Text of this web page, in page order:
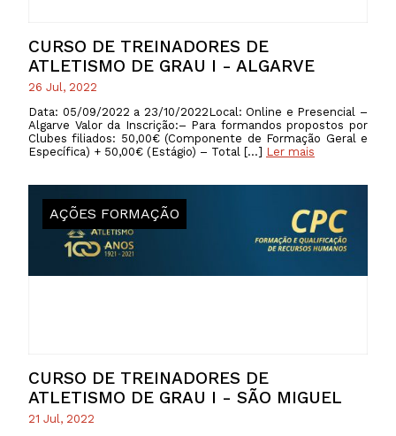
CURSO DE TREINADORES DE
ATLETISMO DE GRAU I - ALGARVE
26 Jul, 2022
Data: 05/09/2022 a 23/10/2022Local: Online e Presencial –
Algarve Valor da Inscrição:– Para formandos propostos por
Clubes filiados: 50,00€ (Componente de Formação Geral e
Específica) + 50,00€ (Estágio) – Total […] Ler mais
CURSO DE TREINADORES DE
ATLETISMO DE GRAU I - SÃO MIGUEL
AÇÕES FORMAÇÃO
21 Jul, 2022